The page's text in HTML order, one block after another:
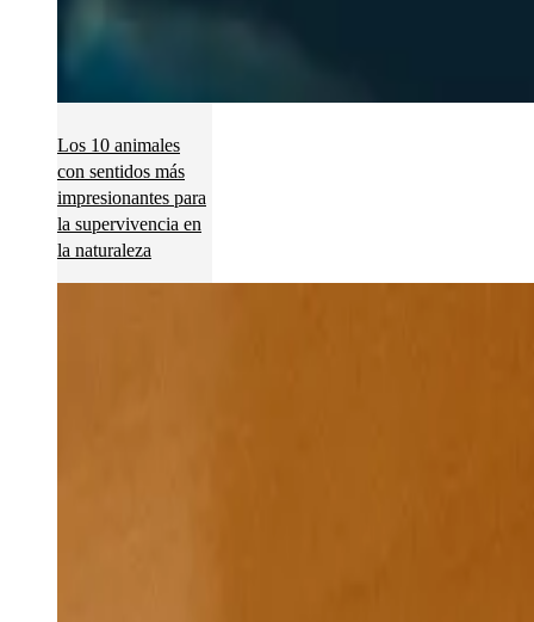
Los 10 animales
con sentidos más
impresionantes para
la supervivencia en
la naturaleza